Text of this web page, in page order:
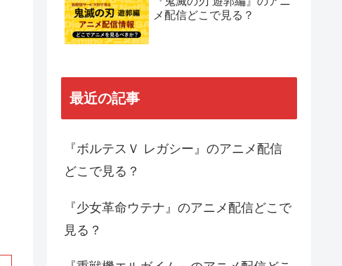
メ配信どこで見る？
最近の記事
『ボルテスＶ レガシー』のアニメ配信
どこで見る？
『少女革命ウテナ』のアニメ配信どこで
見る？